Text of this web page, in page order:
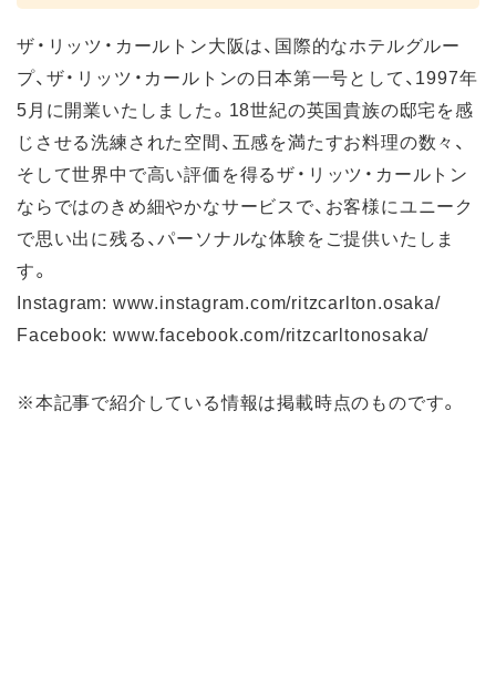
ザ・リッツ・カールトン大阪は、国際的なホテルグルー
プ、ザ・リッツ・カールトンの日本第一号として、1997年
5月に開業いたしました。18世紀の英国貴族の邸宅を感
じさせる洗練された空間、五感を満たすお料理の数々、
そして世界中で高い評価を得るザ・リッツ・カールトン
ならではのきめ細やかなサービスで、お客様にユニーク
で思い出に残る、パーソナルな体験をご提供いたしま
す。
Instagram: www.instagram.com/ritzcarlton.osaka/
Facebook: www.facebook.com/ritzcarltonosaka/
※本記事で紹介している情報は掲載時点のものです。